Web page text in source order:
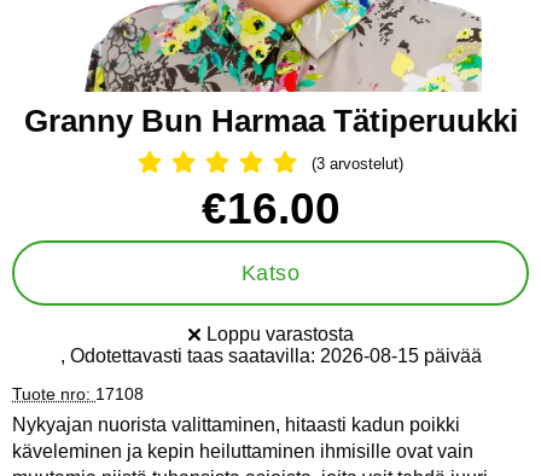
Granny Bun Harmaa Tätiperuukki
Arvostelu: 5 Tähdet, Ohita kaikki
(3 arvostelut)
hinta
€16.00
Katso
Saatavuus:
Loppu varastosta
, Odotettavasti taas saatavilla: 2026-08-15 päivää
Tuote nro: 17108
Nykyajan nuorista valittaminen, hitaasti kadun poikki
käveleminen ja kepin heiluttaminen ihmisille ovat vain